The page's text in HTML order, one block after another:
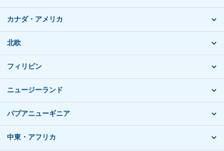
カナダ・アメリカ
北欧
フィリピン
ニュージーランド
パプアニューギニア
中東・アフリカ